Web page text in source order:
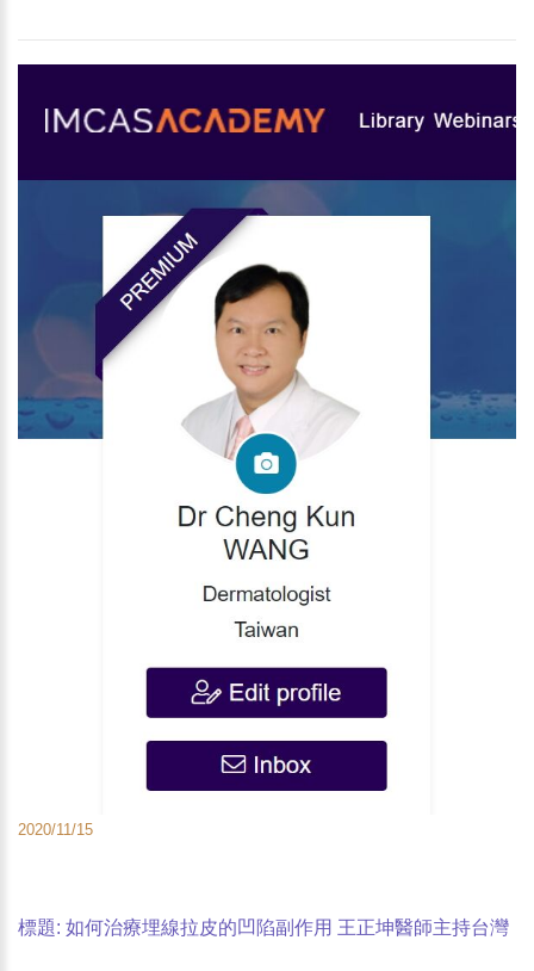
2020/11/15
標題: 如何治療埋線拉皮的凹陷副作用 王正坤醫師主持台灣